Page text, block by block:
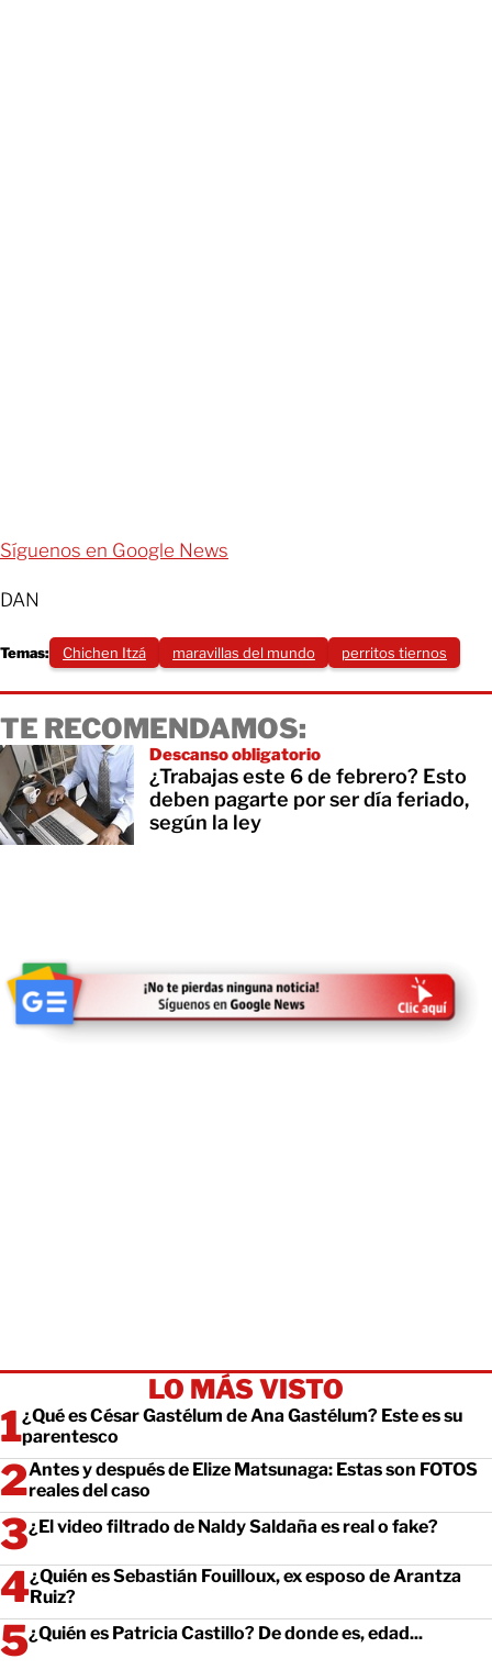
Síguenos en Google News
DAN
Temas: Chichen Itzá maravillas del mundo perritos tiernos
TE RECOMENDAMOS:
Descanso obligatorio
¿Trabajas este 6 de febrero? Esto
deben pagarte por ser día feriado,
según la ley
LO MÁS VISTO
¿Qué es César Gastélum de Ana Gastélum? Este es su
parentesco
Antes y después de Elize Matsunaga: Estas son FOTOS
reales del caso
¿El video filtrado de Naldy Saldaña es real o fake?
¿Quién es Sebastián Fouilloux, ex esposo de Arantza
Ruiz?
¿Quién es Patricia Castillo? De donde es, edad...